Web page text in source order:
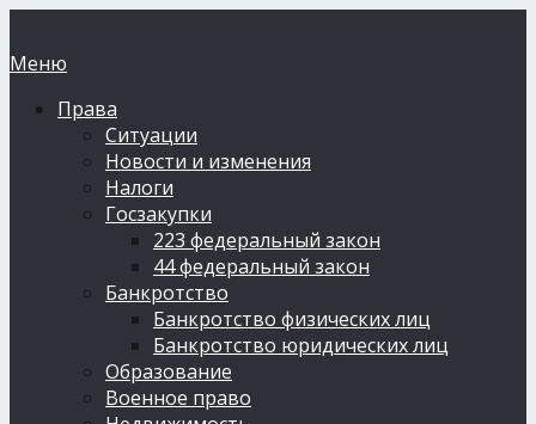
Меню
Права
Ситуации
Новости и изменения
Налоги
Госзакупки
223 федеральный закон
44 федеральный закон
Банкротство
Банкротство физических лиц
Банкротство юридических лиц
Образование
Военное право